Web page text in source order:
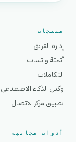
منتجات
إدارة الفريق
أتمتة واتساب
التكاملات
وكيل الذكاء الاصطناعي
تطبيق مركز الاتصال
أدوات مجانية